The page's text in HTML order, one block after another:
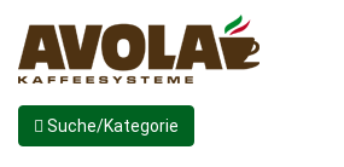
Suche/Kategorie